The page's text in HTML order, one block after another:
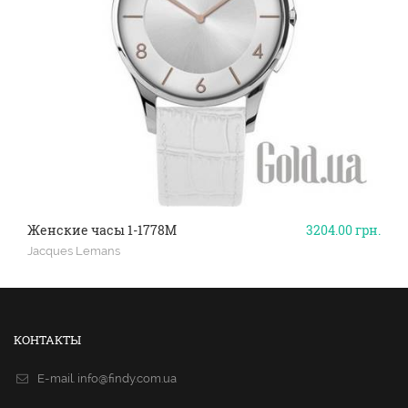
3204.00грн.
Женские часы 1-1778M
Jacques Lemans
КОНТАКТЫ
E-mail. info@findy.com.ua